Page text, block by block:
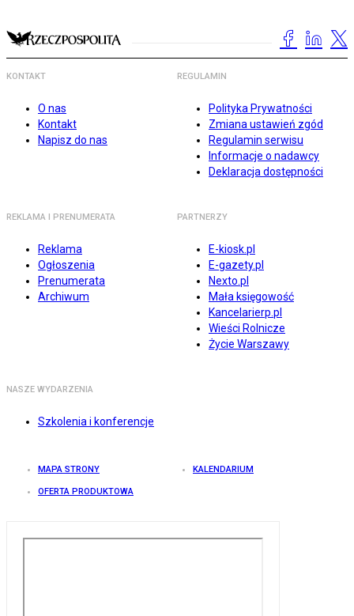
KONTAKT
O nas
Kontakt
Napisz do nas
REGULAMIN
Polityka Prywatności
Zmiana ustawień zgód
Regulamin serwisu
Informacje o nadawcy
Deklaracja dostępności
REKLAMA I PRENUMERATA
Reklama
Ogłoszenia
Prenumerata
Archiwum
PARTNERZY
E-kiosk.pl
E-gazety.pl
Nexto.pl
Mała księgowość
Kancelarierp.pl
Wieści Rolnicze
Życie Warszawy
NASZE WYDARZENIA
Szkolenia i konferencje
MAPA STRONY KALENDARIUM
OFERTA PRODUKTOWA